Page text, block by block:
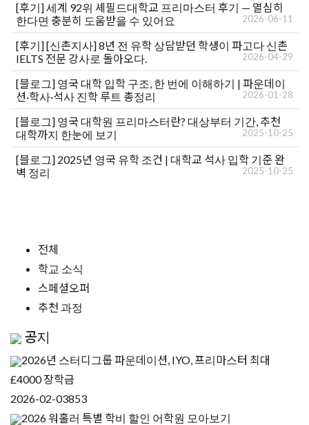
[후기]세계 92위 셰필드대학교 프리마스터 후기 — 열심히
한다면 충분히 도움받을 수 있어요
2026-06-11
[후기][신촌지사] 8년 전 유학 상담받던 학생이 파고다 신촌
IELTS 전문 강사로 돌아오다.
2026-04-29
[블로그] 영국 대학 입학 구조, 한 번에 이해하기 | 파운데이
션·학사·석사 진학 루트 총정리
2026-01-28
[블로그] 영국 대학원 프리마스터란? 대상부터 기간, 추천
대학까지 한눈에 보기
2025-10-25
[블로그] 2025년 영국 유학 조건 | 대학교 석사 입학 기준 완
벽 정리
2025-10-25
전체
학교 소식
스페셜오퍼
추천 과정
공지
2026년 스터디그룹 파운데이션, IYO, 프리마스터 최대
£4000 장학금
2026-02-03853
2026 워홀러 특별 학비 할인 어학원 모아보기